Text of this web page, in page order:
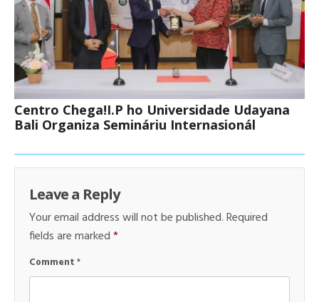
Centro Chega!I.P ho Universidade Udayana
Bali Organiza Semináriu Internasionál
Leave a Reply
Your email address will not be published.Required
fields are marked*
Comment*